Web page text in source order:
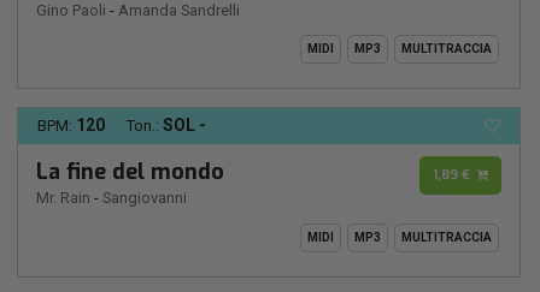
Gino Paoli - Amanda Sandrelli
MIDI MP3 MULTITRACCIA
BPM: 120 Ton.: SOL -
La fine del mondo
Mr. Rain - Sangiovanni
1,89 €
MIDI MP3 MULTITRACCIA